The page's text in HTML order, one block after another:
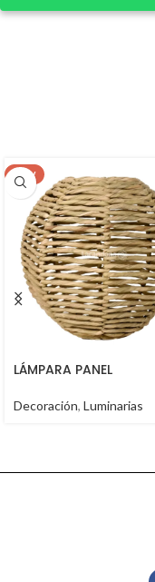
NEW
LÁMPARA PANEL
Decoración, Luminarias